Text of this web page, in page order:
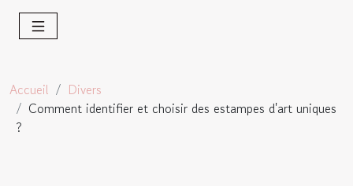
Accueil
Divers
Comment identifier et choisir des estampes d'art uniques
?